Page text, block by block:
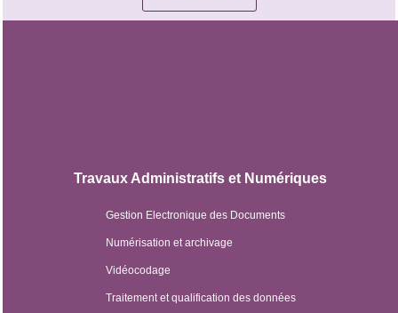
Travaux Administratifs et Numériques
Gestion Electronique des Documents
Numérisation et archivage
Vidéocodage
Traitement et qualification des données